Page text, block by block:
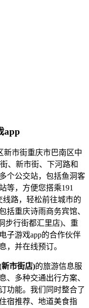
app
新市街重庆市巴南区中
、新市街、下河路和
个公交站，包括鱼洞客
等，方便您搭乘191
线路，轻松前往城市的
括重庆诗雨商务宾馆、
步行街都汇里店)、重
子游戏app的合作伙伴
，并在线预订。
市街店)的旅游信息服
、多种交通出行方案、
功能。我们同时整合了
宿推荐、地道美食指